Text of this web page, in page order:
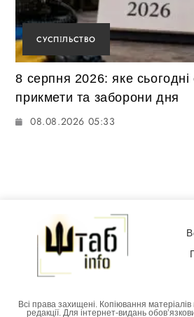
СУСПІЛЬСТВО
8 серпня 2026: яке сьогодні
прикмети та заборони дня
08.08.2026 05:33
Всі права захищені. Копіювання
редакції. Для інтернет-видань